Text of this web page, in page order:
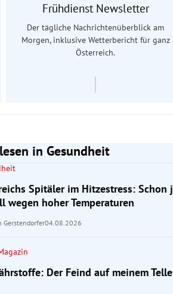
Frühdienst Newsletter
Der tägliche Nachrichtenüberblick am
Morgen, inklusive Wetterbericht für ganz
Österreich.
in Gesundheit
Spitäler im Hitzestress: Schon
wegen hoher Temperaturen
Gerstendorfer04.08.2026
Der Feind auf meinem